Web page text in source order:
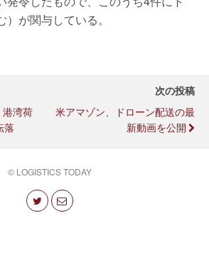
が関与している。
港湾荷
落
次の投稿
米アマゾン、ドローン配送の最
新動画を公開
© LOGISTICS TODAY